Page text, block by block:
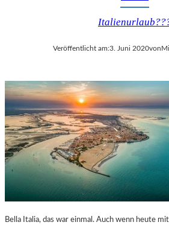
Veröffentlicht am:3. Juni 2020von
Bella Italia, das war einmal. Auch wenn heute